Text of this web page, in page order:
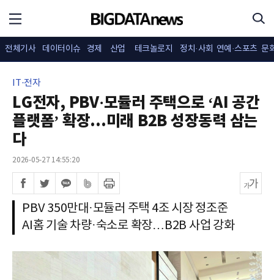
전체기사 데이터이슈 경제 산업 테크놀로지 정치·사회 연예·스포츠 문
IT·전자
LG전자, PBV·모듈러 주택으로 ‘AI 공간
플랫폼’ 확장...미래 B2B 성장동력 삼는
다
2026-05-27 14:55:20
PBV 350만대·모듈러 주택 4조 시장 정조준
AI홈 기술 차량·숙소로 확장…B2B 사업 강화